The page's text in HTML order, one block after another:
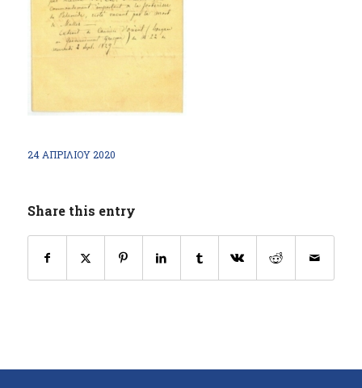
24 ΑΠΡΙΛΊΟΥ 2020
Share this entry